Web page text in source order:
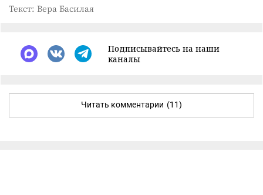
Текст: Вера Басилая
Подписывайтесь на наши
каналы
Читать комментарии (11)